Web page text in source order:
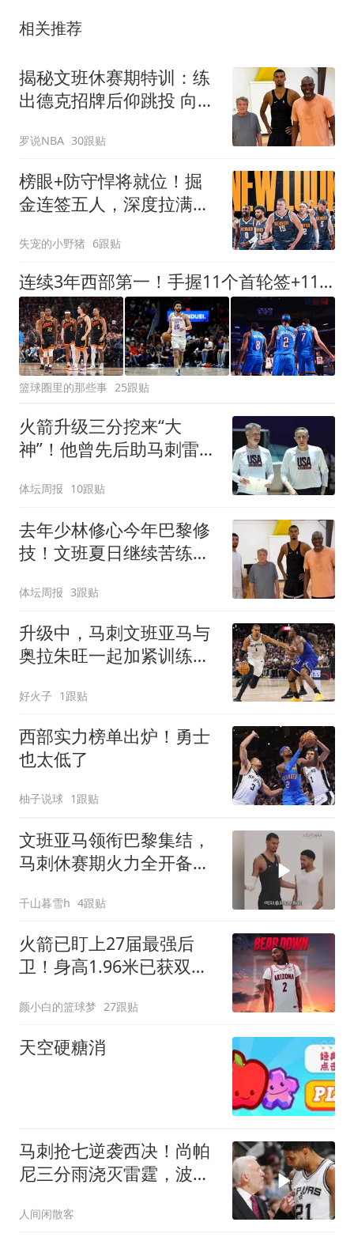
相关推荐
揭秘文班休赛期特训：练
出德克招牌后仰跳投 向大
罗说NBA 30跟贴
榜眼+防守悍将就位！掘
金连签五人，深度拉满，
失宠的小野猪 6跟贴
连续3年西部第一！手握11个首轮签+11个次轮签，论球队重建马刺火箭都比不过他们
篮球圈里的那些事 25跟贴
火箭升级三分挖来“大
神”！他曾先后助马刺雷霆
体坛周报 10跟贴
去年少林修心今年巴黎修
技！文班夏日继续苦练进
体坛周报 3跟贴
升级中，马刺文班亚马与
奥拉朱旺一起加紧训练，
好火子 1跟贴
西部实力榜单出炉！勇士
也太低了
柚子说球 1跟贴
文班亚马领衔巴黎集结，
马刺休赛期火力全开备
千山暮雪h 4跟贴
火箭已盯上27届最强后
卫！身高1.96米已获双
码？
颜小白的篮球梦 27跟贴
天空硬糖消
马刺抢七逆袭西决！尚帕
尼三分雨浇灭雷霆，波波
人间闲散客